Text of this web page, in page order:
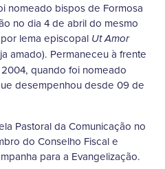
nomeado bispos de Formosa
no dia 4 de abril do mesmo
lema episcopal Ut Amor
amado). Permaneceu à frente
quando foi nomeado
desempenhou desde 09 de
Pastoral da Comunicação no
do Conselho Fiscal e
para a Evangelização.